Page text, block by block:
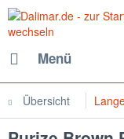
Menü
Übersicht